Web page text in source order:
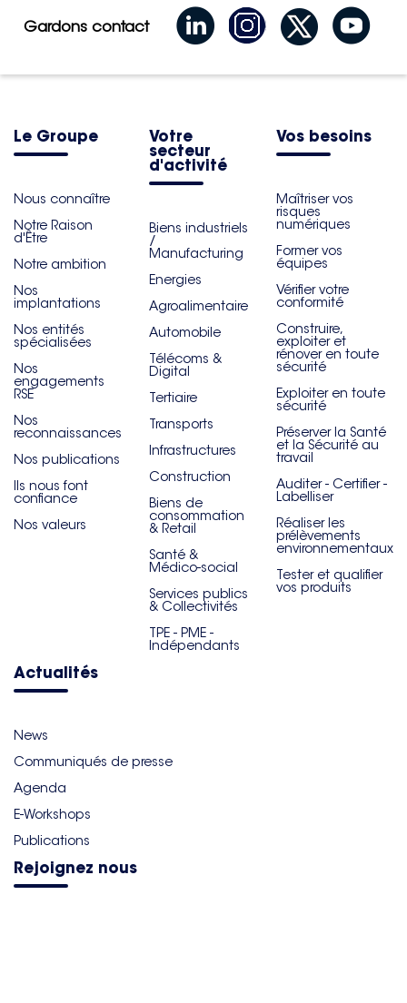
Gardons contact
Le Groupe
Nous connaître
Notre Raison
d'Être
Notre ambition
Nos
implantations
Nos entités
spécialisées
Nos
engagements
RSE
Nos
reconnaissances
Nos publications
Ils nous font
confiance
Nos valeurs
Votre
secteur
d'activité
Biens industriels
/
Manufacturing
Energies
Agroalimentaire
Automobile
Télécoms &
Digital
Tertiaire
Transports
Infrastructures
Construction
Biens de
consommation
& Retail
Santé &
Médico-social
Services publics
& Collectivités
TPE - PME -
Indépendants
Vos besoins
Maîtriser vos
risques
numériques
Former vos
équipes
Vérifier votre
conformité
Construire,
exploiter et
rénover en toute
sécurité
Exploiter en toute
sécurité
Préserver la Santé
et la Sécurité au
travail
Auditer - Certifier -
Labelliser
Réaliser les
prélèvements
environnementaux
Tester et qualifier
vos produits
Actualités
News
Communiqués de presse
Agenda
E-Workshops
Publications
Rejoignez nous